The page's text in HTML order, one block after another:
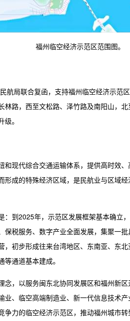
福州临空经济示范区范围图。
航局联合复函，支持福州临空经济示范
林路，西至文松路、泽竹路及南阳山，
。
和现代综合交通运输体系，提供高时效
形成的特殊经济区域，是民航业与区域
：到2025年，示范区发展框架基本确立
保税服务、数字产业全面发展，集聚一
，初步形成往来台湾地区、东南亚、东
通道基本建成。
，以服务闽东北协同发展区和福州新区
业、临空高端制造业、新一代信息技术
力的临空经济示范区，推动福州城市转